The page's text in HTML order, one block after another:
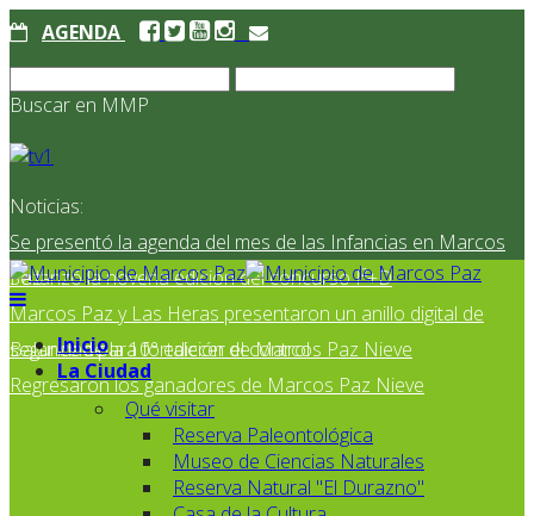
AGENDA
Buscar en MMP
Noticias:
Se presentó la agenda del mes de las Infancias en Marcos
Paz
Se lanzó la novena edición del concurso I²+D
Marcos Paz y Las Heras presentaron un anillo digital de
seguridad para fortalecer el control
Balance de la 10° edición de Marcos Paz Nieve
Regresaron los ganadores de Marcos Paz Nieve
Inicio
La Ciudad
Qué visitar
Reserva Paleontológica
Museo de Ciencias Naturales
Reserva Natural "El Durazno"